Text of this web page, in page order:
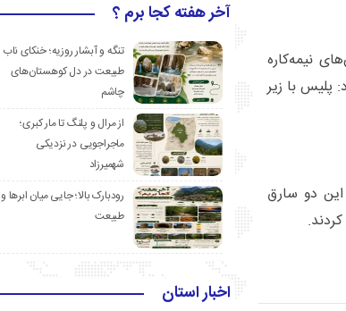
نیمه‌کاره
پلیس با زیر
این دو سارق
آخر هفته کجا برم ؟
تنگه و آبشار روزیه؛ خنکای ناب
طبیعت در دل کوهستان‌های
چاشم
از مرال و پلنگ تا مار کبری؛
ماجراجویی در نزدیکی
شهمیرزاد
رودبارک بالا؛ جایی میان ابرها و
طبیعت
اخبار استان